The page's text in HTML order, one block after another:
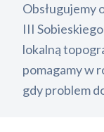
Obsługujemy
III Sobieskiego
lokalną
pomagamy w
gdy problem